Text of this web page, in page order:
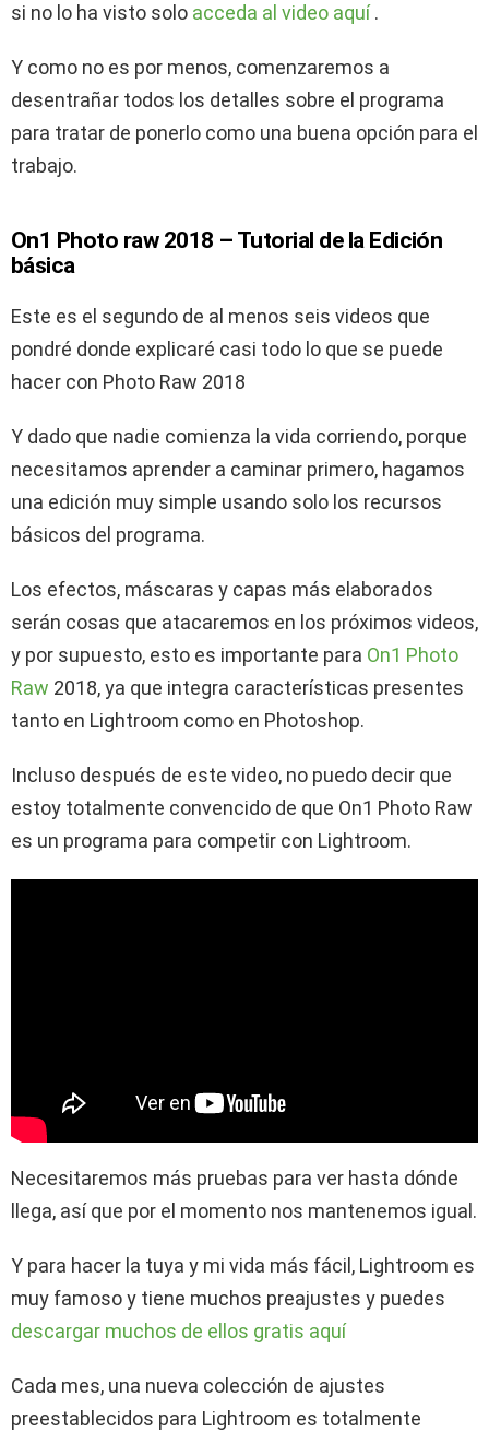
si no lo ha visto solo acceda al video aquí.
Y como no es por menos, comenzaremos a
desentrañar todos los detalles sobre el programa
para tratar de ponerlo como una buena opción para el
trabajo.
On1 Photo raw 2018 – Tutorial de la Edición
básica
Este es el segundo de al menos seis videos que
pondré donde explicaré casi todo lo que se puede
hacer con Photo Raw 2018
Y dado que nadie comienza la vida corriendo, porque
necesitamos aprender a caminar primero, hagamos
una edición muy simple usando solo los recursos
básicos del programa.
Los efectos, máscaras y capas más elaborados
serán cosas que atacaremos en los próximos videos,
y por supuesto, esto es importante para On1 Photo
Raw 2018, ya que integra características presentes
tanto en Lightroom como en Photoshop.
Incluso después de este video, no puedo decir que
estoy totalmente convencido de que On1 Photo Raw
es un programa para competir con Lightroom.
Necesitaremos más pruebas para ver hasta dónde
llega, así que por el momento nos mantenemos igual.
Y para hacer la tuya y mi vida más fácil, Lightroom es
muy famoso y tiene muchos preajustes y puedes
descargar muchos de ellos gratis aquí
Cada mes, una nueva colección de ajustes
preestablecidos para Lightroom es totalmente